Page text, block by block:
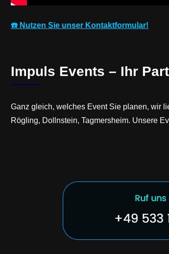
☎️ Nutzen Sie unser Kontaktformular!
Impuls Events – Ihr
Ganz gleich, welches Event Sie planen, wir
Rögling, Dollnstein, Tagmersheim. Unsere